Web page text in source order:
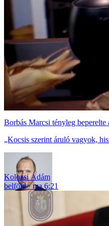
Borbás Marcsi tényleg
„Kocsis szerint áruló vagyok,
Kolozsi Ádám
belföld
ma 6:21